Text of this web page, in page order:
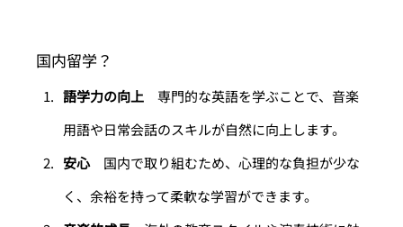
国内留学？
語学力の向上 専門的な英語を学ぶことで、音楽
用語や日常会話のスキルが自然に向上します。
安心 国内で取り組むため、心理的な負担が少な
く、余裕を持って柔軟な学習ができます。